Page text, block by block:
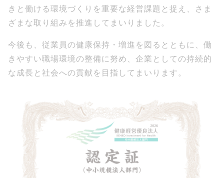
きと働ける環境づくりを重要な経営課題と捉え、さま
ざまな取り組みを推進してまいりました。
今後も、従業員の健康保持・増進を図るとともに、働
きやすい職場環境の整備に努め、企業としての持続的
な成長と社会への貢献を目指してまいります。